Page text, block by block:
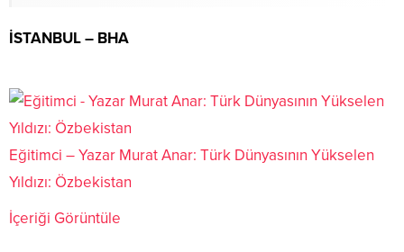
İSTANBUL – BHA
Eğitimci – Yazar Murat Anar: Türk Dünyasının Yükselen
Yıldızı: Özbekistan
İçeriği Görüntüle